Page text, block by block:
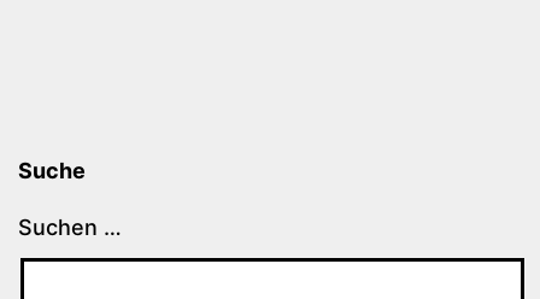
Suche
Suchen …